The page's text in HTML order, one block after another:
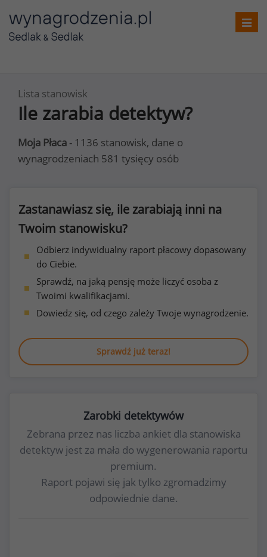
Lista stanowisk
Ile zarabia detektyw?
Moja Płaca - 1136 stanowisk, dane o
wynagrodzeniach 581 tysięcy osób
Zastanawiasz się, ile zarabiają inni na
Twoim stanowisku?
Odbierz indywidualny raport płacowy dopasowany
do Ciebie.
Sprawdź, na jaką pensję może liczyć osoba z
Twoimi kwalifikacjami.
Dowiedz się, od czego zależy Twoje wynagrodzenie.
Sprawdź już teraz!
Zarobki detektywów
Zebrana przez nas liczba ankiet dla stanowiska
detektyw jest za mała do wygenerowania raportu
premium.
Raport pojawi się jak tylko zgromadzimy
odpowiednie dane.